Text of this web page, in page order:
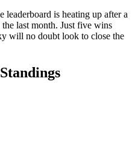
is heating up after a
last month. Just five wins
will no doubt look to close the